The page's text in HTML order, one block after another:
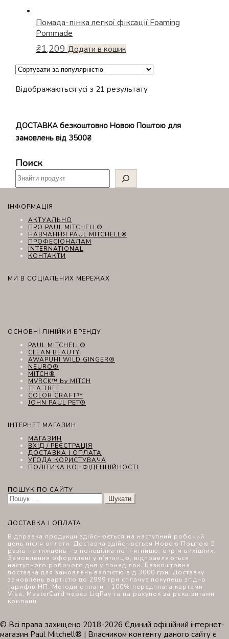
Помада-пінка легкої фіксації Foaming
Pommade
₴1,209 Додати в кошик
Відображаються усі з 21 результатуВідсортовано
ДОСТАВКА безкоштовно Новою Поштою для
замовлень від 3500₴
Поиск
ІНФОРМАЦІЯ
АКТУАЛЬНО
ПРО PAUL MITCHELL®
НАВЧАННЯ PAUL MITCHELL®
ПРОФЕСІОНАЛАМ
INTERNATIONAL
КОНТАКТИ
МИ В СОЦІАЛЬНИХ МЕРЕЖАХ
ОСНОВНІ ЛІНІЙКИ БРЕНДУ
PAUL MITCHELL®
CLEAN BEAUTY
AWAPUHI WILD GINGER®
NEURO®
MITCH®
MVRCK™ by MITCH
TEA TREE
COLOR CRAFT™
JOHN PAUL PET®
ІНТЕРНЕТ МАГАЗИН
МАГАЗИН
ВХІД / РЕЄСТРАЦІЯ
ДОСТАВКА І ОПЛАТА
УГОДА КОРИСТУВАЧА
ПОЛІТИКА КОНФІДЕНЦІЙНОСТІ
ПОШУК ПО САЙТУ
Пошук:
ДОСТАВКА І ОПЛАТА
Відправка продукції здійснюється на наступний робочий
день після оплати. Доставка здійснюється Новою Поштою 5
разів на тиждень – з понеділка по п’ятницю, окрім вихідних.
Замовлення оформлені у п’ятницю, відправляються
наступного робочого дня у понеділок. Безкоштовна
доставка для замовлень вартістю від 3000 грн. Доставку
замовлень вартістю до 2999 грн сплачує покупець згідно
тарифів НП. Методи оплати – 100% передплата картами
Visa, MasterCard через LiqPay та на рахунок за реквізитами
компанії.
© Всі права захищено 2018-2026 Єдиний офіційний інтернет-
магазин Paul Mitchell® | Власником контенту даного сайту є